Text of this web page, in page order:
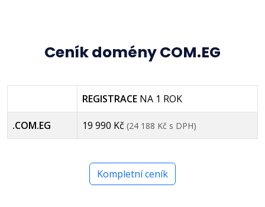
Ceník domény COM.EG
REGISTRACE NA 1 ROK
.COM.EG 19 990 Kč (24 188 Kč s DPH)
Kompletní ceník